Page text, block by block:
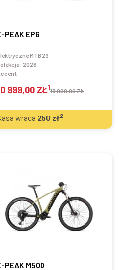
PEAK EP6
MTB 29
2026
999,00 ZŁ113 999,00 ZŁ
wraca 250 zł2
PEAK M500